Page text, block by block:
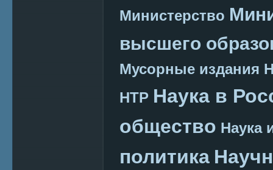
Министерство
высшего
Мусорные издания
НТР Наука в
общество Наука
политика